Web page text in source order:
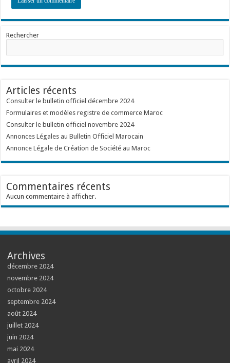
Rechercher
Articles récents
Consulter le bulletin officiel décembre 2024
Formulaires et modèles registre de commerce Maroc
Consulter le bulletin officiel novembre 2024
Annonces Légales au Bulletin Officiel Marocain
Annonce Légale de Création de Société au Maroc
Commentaires récents
Aucun commentaire à afficher.
Archives
décembre 2024
novembre 2024
octobre 2024
septembre 2024
août 2024
juillet 2024
juin 2024
mai 2024
avril 2024